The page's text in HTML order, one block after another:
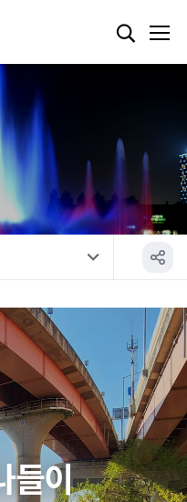
들이